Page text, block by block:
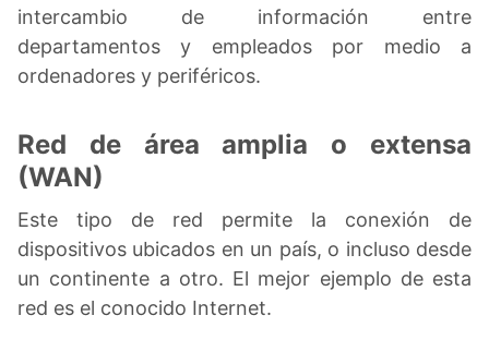
intercambio de información entre
departamentos y empleados por medio a
ordenadores y periféricos.
Red de área amplia o extensa
(WAN)
Este tipo de red permite la conexión de
dispositivos ubicados en un país, o incluso desde
un continente a otro. El mejor ejemplo de esta
red es el conocido Internet.